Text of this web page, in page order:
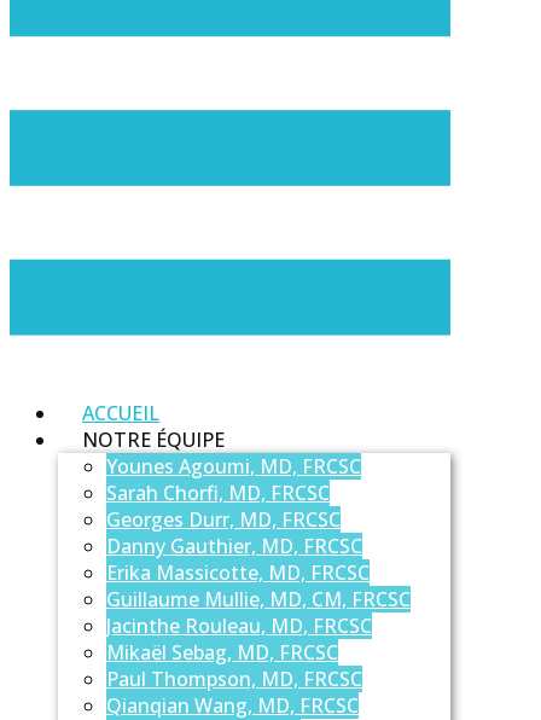
ACCUEIL
NOTRE ÉQUIPE
Younes Agoumi, MD, FRCSC
Sarah Chorfi, MD, FRCSC
Georges Durr, MD, FRCSC
Danny Gauthier, MD, FRCSC
Erika Massicotte, MD, FRCSC
Guillaume Mullie, MD, CM, FRCSC
Jacinthe Rouleau, MD, FRCSC
Mikaël Sebag, MD, FRCSC
Paul Thompson, MD, FRCSC
Qianqian Wang, MD, FRCSC